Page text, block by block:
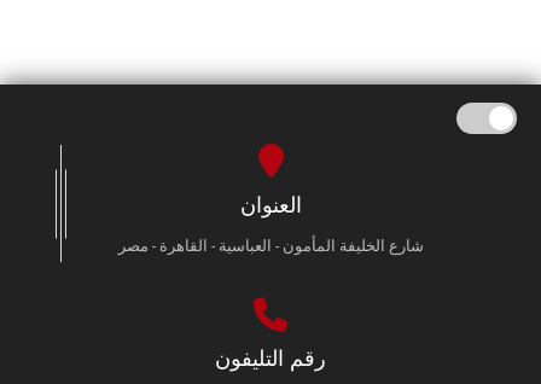
العنوان
شارع الخليفة المأمون - العباسية - القاهرة - مصر
رقم التليفون